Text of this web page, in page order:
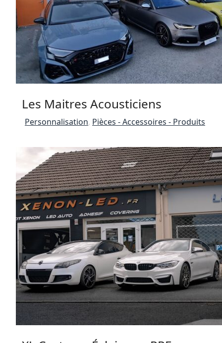
Les Maitres Acousticiens
Personnalisation, Pièces - Accessoires - Produits